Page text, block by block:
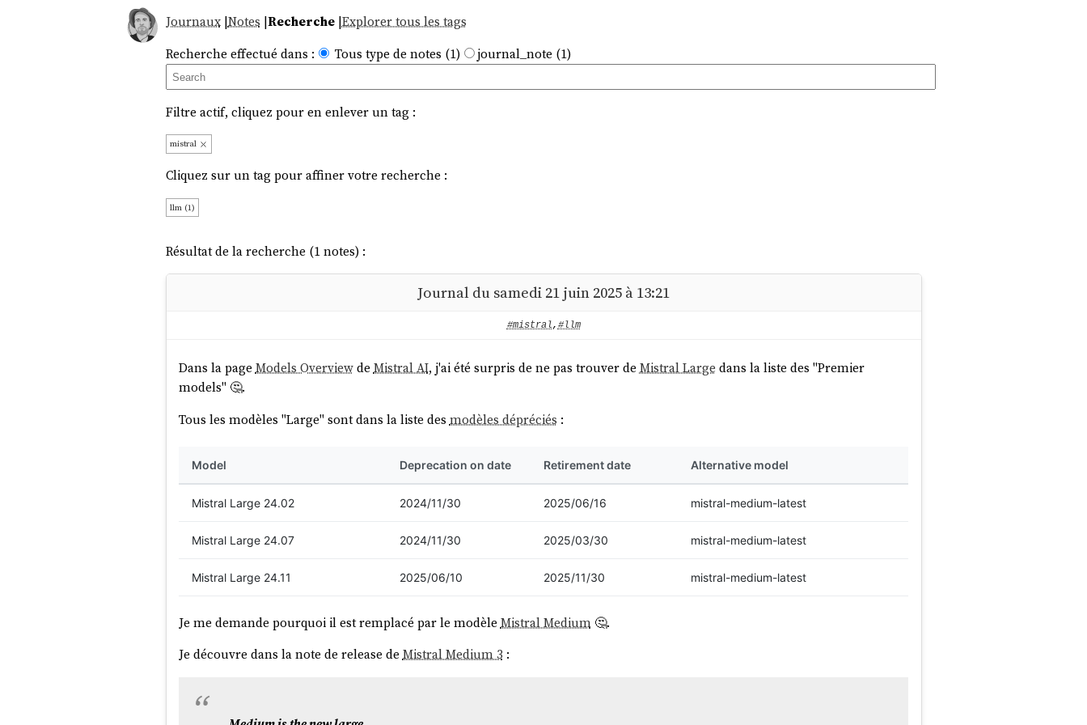
Journaux|Notes |Recherche|Explorer tous les tags
Recherche effectué dans :
Tous type de notes (1) journal_note (1)
Filtre actif, cliquez pour en enlever un tag :
mistral
Cliquez sur un tag pour affiner votre recherche :
llm (1)
Résultat de la recherche (1 notes) :
Journal du samedi 21 juin 2025 à 13:21
#mistral, #llm
Dans la pageModels OverviewdeMistral AI, j'ai été surpris de ne pas trouver deMistral Large dans la liste des "Premier
models" 🤔.
Tous les modèles "Large" sont dans la liste des modèles dépréciés :
Model Deprecation on date Retirement date Alternative model
Mistral Large 24.02 2024/11/30 2025/06/16 mistral-medium-latest
Mistral Large 24.07 2024/11/30 2025/03/30 mistral-medium-latest
Mistral Large 24.11 2025/06/10 2025/11/30 mistral-medium-latest
Je me demande pourquoi il est remplacé par le modèle Mistral Medium🤔.
Je découvre dans la note de release deMistral Medium 3 :